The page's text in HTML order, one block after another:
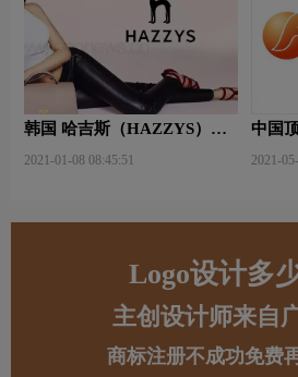
韩国 哈吉斯（HAZZYS）品
2021-01-08 08:45:51
中国
2021-
Logo设计多
主创设计师来自
商标注册不成功免费